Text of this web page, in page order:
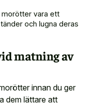
morötter vara ett
och lugna deras
matning av
innan du ger
dem lättare att